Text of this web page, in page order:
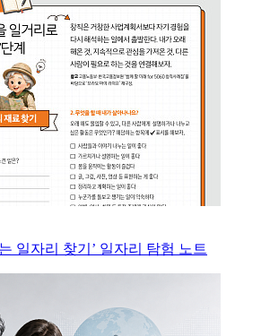
일자리 찾기’ 일자리 탐험 노트